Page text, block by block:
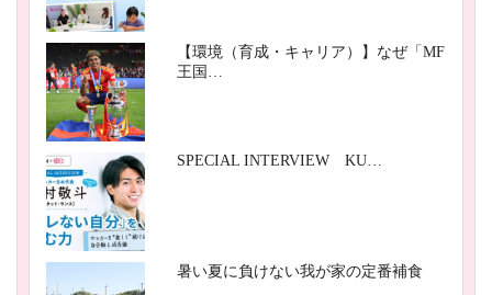
【環境（育成・キャリア）】なぜ「MF
王国…
SPECIAL INTERVIEW KU…
暑い夏に負けない我が家の定番補食